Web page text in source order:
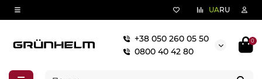
UARU
+38 050 260 05 50
0800 40 42 80
0